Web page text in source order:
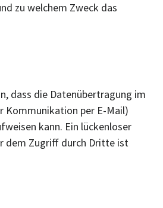
zu welchem Zweck das
dass die Datenübertragung im
Kommunikation per E-Mail)
kann. Ein lückenloser
dem Zugriff durch Dritte ist